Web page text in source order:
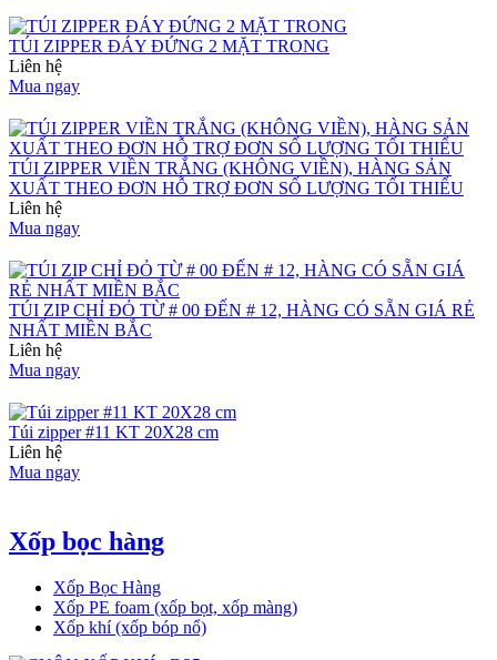
TÚI ZIPPER ĐÁY ĐỨNG 2 MẶT TRONG
Liên hệ
Mua ngay
TÚI ZIPPER VIỀN TRẮNG (KHÔNG VIỀN), HÀNG SẢN
XUẤT THEO ĐƠN HỖ TRỢ ĐƠN SỐ LƯỢNG TỐI THIỂU
Liên hệ
Mua ngay
TÚI ZIP CHỈ ĐỎ TỪ # 00 ĐẾN # 12, HÀNG CÓ SẴN GIÁ RẺ
NHẤT MIỀN BẮC
Liên hệ
Mua ngay
Túi zipper #11 KT 20X28 cm
Liên hệ
Mua ngay
Xốp bọc hàng
Xốp Bọc Hàng
Xốp PE foam (xốp bọt, xốp màng)
Xốp khí (xốp bóp nổ)